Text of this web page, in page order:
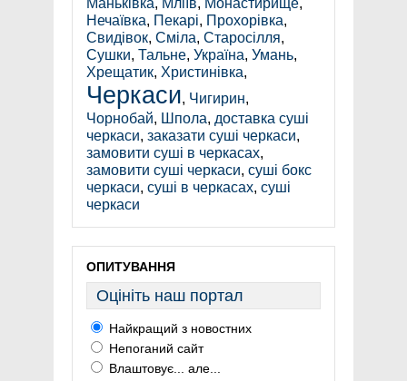
Маньківка, Мліїв, Монастирище,
Нечаївка, Пекарі, Прохорівка,
Свидівок, Сміла, Старосілля,
Сушки, Тальне, Україна, Умань,
Хрещатик, Христинівка,
Черкаси, Чигирин,
Чорнобай, Шпола, доставка суші
черкаси, заказати суші черкаси,
замовити суші в черкасах,
замовити суші черкаси, суші бокс
черкаси, суші в черкасах, суші
черкаси
ОПИТУВАННЯ
Оцініть наш портал
Найкращий з новостних
Непоганий сайт
Влаштовує... але...